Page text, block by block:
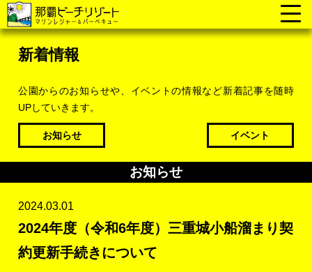
新着情報
公園からのお知らせや、イベントの情報など新着記事を随時
UPしていきます。
お知らせ イベント
お知らせ
2024.03.01
2024年度（令和6年度）三重城小船溜まり契
約更新手続きについて